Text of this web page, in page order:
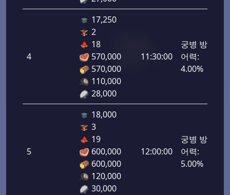
4
17,250
2
18
570,000
570,000
110,000
28,000
11:30:00
궁병 방
어력:
4.00%
5
18,000
3
19
600,000
600,000
120,000
30,000
12:00:00
궁병 방
어력:
5.00%